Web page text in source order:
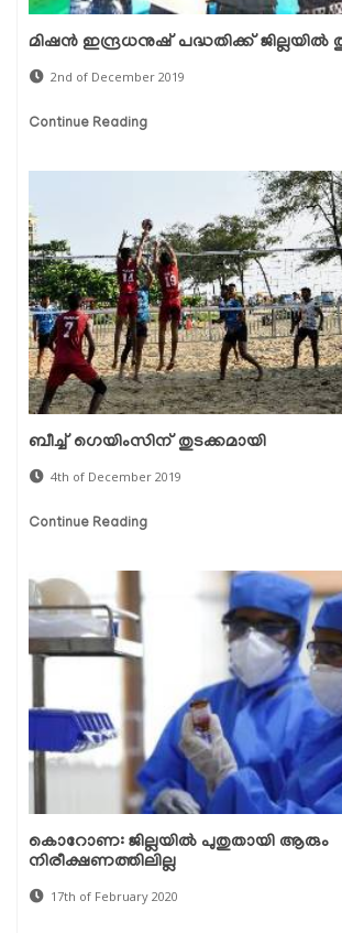
മിഷന്‍ ഇന്ദ്രധനുഷ് പദ്ധതിക്ക് ജില്ലയില്‍
2nd of December 2019
Continue Reading
ബീച്ച് ഗെയിംസിന് തുടക്കമായി
4th of December 2019
Continue Reading
കൊറോണ: ജില്ലയില്‍ പുതുതായി ആരും
നിരീക്ഷണത്തിലില്ല
17th of February 2020